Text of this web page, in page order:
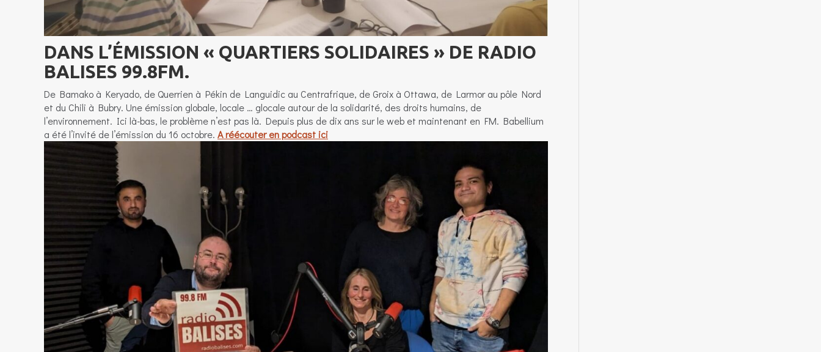
DANS L’ÉMISSION « QUARTIERS SOLIDAIRES » DE RADIO
BALISES 99.8FM.
De Bamako à Keryado, de Querrien à Pékin de Languidic au Centrafrique, de Groix à Ottawa, de Larmor au pôle Nord
et du Chili à Bubry. Une émission globale, locale … glocale autour de la solidarité, des droits humains, de
l’environnement. Ici là-bas, le problème n’est pas là. Depuis plus de dix ans sur le web et maintenant en FM. Babellium
a été l’invité de l’émission du 16 octobre. A réécouter en podcast ici